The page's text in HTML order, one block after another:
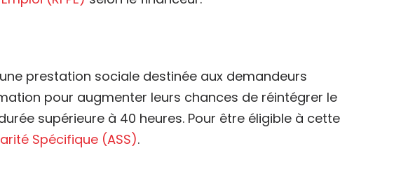
une prestation sociale destinée aux demandeurs
pour augmenter leurs chances de réintégrer le
supérieure à 40 heures. Pour être éligible à cette
Spécifique (ASS).